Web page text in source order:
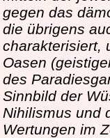
gegen das
die übrigens
charakterisiert,
Oasen
des
Sinnbild der
Nihilismus und
Wertungen im